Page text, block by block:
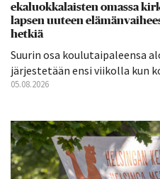
ekaluokkalaisten omassa
lapsen uuteen
hetkiä
Suurin osa koulutaipaleensa
järjestetään ensi viikolla kun
05.08.2026